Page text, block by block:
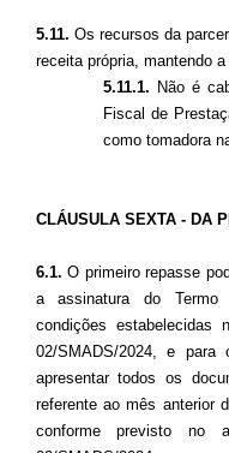
5.11. Os recursos da
receita própria, mantendo
5.11.1. Não é
Fiscal de
como tomadora
CLÁUSULA SEXTA - DA
6.1.O primeiro repasse
a assinatura do Termo
condições estabelecidas
02/SMADS/2024, e
apresentar todos os
referente ao mês anterior
conforme previsto no